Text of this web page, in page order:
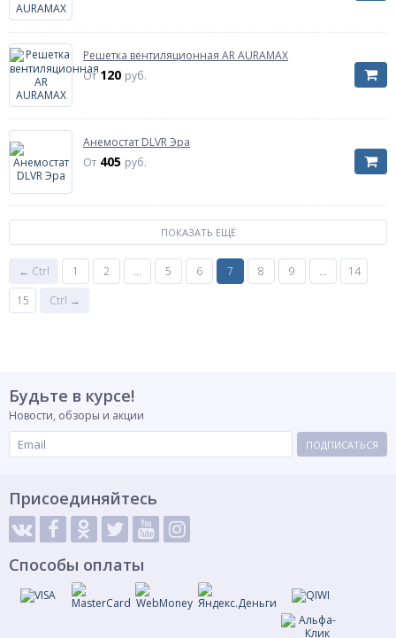
Решетка вентиляционная AR AURAMAX
От120 руб.
Анемостат DLVR Эра
От 405 руб.
ПОКАЗАТЬ ЕЩЁ
← Ctrl 1 2 ... 5 6 7 8 9 ...
14
15
Ctrl →
Будьте в курсе!
Новости, обзоры и акции
ПОДПИСАТЬСЯ
Присоединяйтесь
Способы оплаты